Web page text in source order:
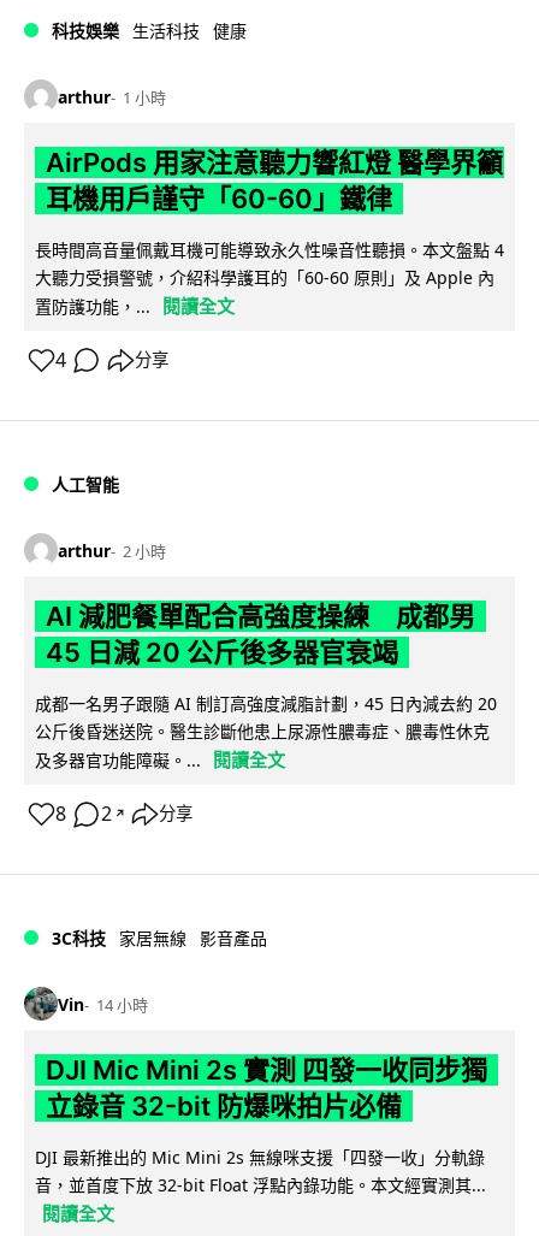
科技娛樂 生活科技 健康
arthur 1 小時
AirPods 用家注意聽力響紅燈 醫學界籲
耳機用戶謹守「60-60」鐵律
長時間高音量佩戴耳機可能導致永久性噪音性聽損。本文盤點 4
大聽力受損警號，介紹科學護耳的「60-60 原則」及 Apple 內
置防護功能，...
閱讀全文
4 分享
人工智能
arthur 2 小時
AI 減肥餐單配合高強度操練 成都男
45 日減 20 公斤後多器官衰竭
成都一名男子跟隨 AI 制訂高強度減脂計劃，45 日內減去約 20
公斤後昏迷送院。醫生診斷他患上尿源性膿毒症、膿毒性休克
及多器官功能障礙。...
閱讀全文
8 2 ↗ 分享
3C科技 家居無線 影音產品
Vin 14 小時
DJI Mic Mini 2s 實測 四發一收同步獨
立錄音 32-bit 防爆咪拍片必備
DJI 最新推出的 Mic Mini 2s 無線咪支援「四發一收」分軌錄
音，並首度下放 32-bit Float 浮點內錄功能。本文經實測其...
閱讀全文